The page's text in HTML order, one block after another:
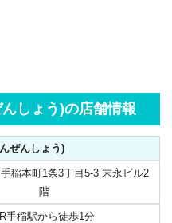
しょう)の店舗情報
ぜんしょう)
稲本町1条3丁目5-3 末永ビル2
階
手稲駅から徒歩1分